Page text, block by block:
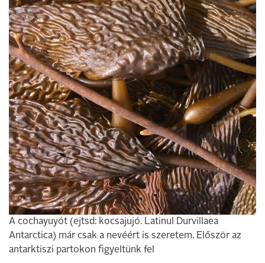
A cochayuyót (ejtsd: kocsajujó. Latinul Durvillaea
Antarctica) már csak a nevéért is szeretem. Először az
antarktiszi partokon figyeltünk fel